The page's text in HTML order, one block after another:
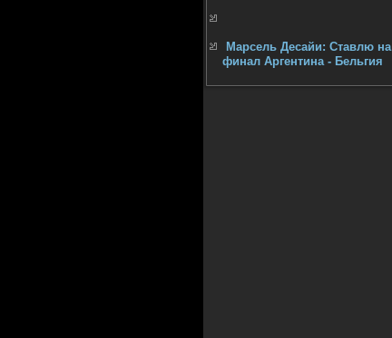
Марсель Десайи: Ставлю на
финал Аргентина - Бельгия